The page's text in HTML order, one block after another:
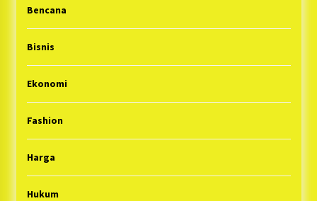
Bencana
Bisnis
Ekonomi
Fashion
Harga
Hukum